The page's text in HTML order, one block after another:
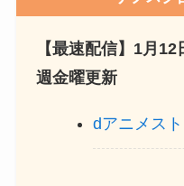
【最速配信】1月
週金曜更新
dアニメス